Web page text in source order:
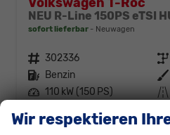
sofort lieferbar Neuwagen
Fahrzeugnr. 302336 Getriebe
Kraftstoff Benzin Außenfarbe
Leistung 110 kW (150 PS) Kilometerstand
42.530,– €
Wir respektieren